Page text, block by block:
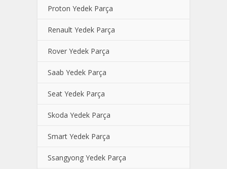
Proton Yedek Parça
Renault Yedek Parça
Rover Yedek Parça
Saab Yedek Parça
Seat Yedek Parça
Skoda Yedek Parça
Smart Yedek Parça
Ssangyong Yedek Parça